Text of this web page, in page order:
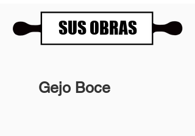
SUS OBRAS
Gejo Boce